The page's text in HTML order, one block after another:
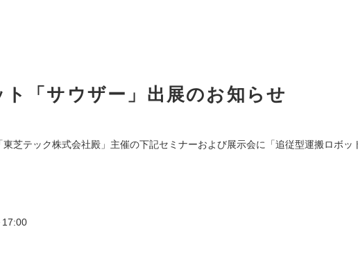
「サウザー」出展のお知らせ
芝テック株式会社殿」主催の下記セミナーおよび展示会に「追従型運搬ロボッ
17:00